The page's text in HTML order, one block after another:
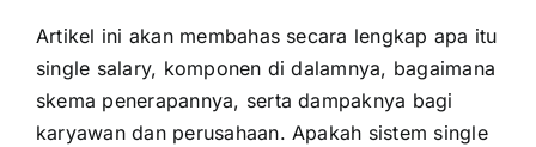
Artikel ini akan membahas secara lengkap apa itu
single salary, komponen di dalamnya, bagaimana
skema penerapannya, serta dampaknya bagi
karyawan dan perusahaan. Apakah sistem single